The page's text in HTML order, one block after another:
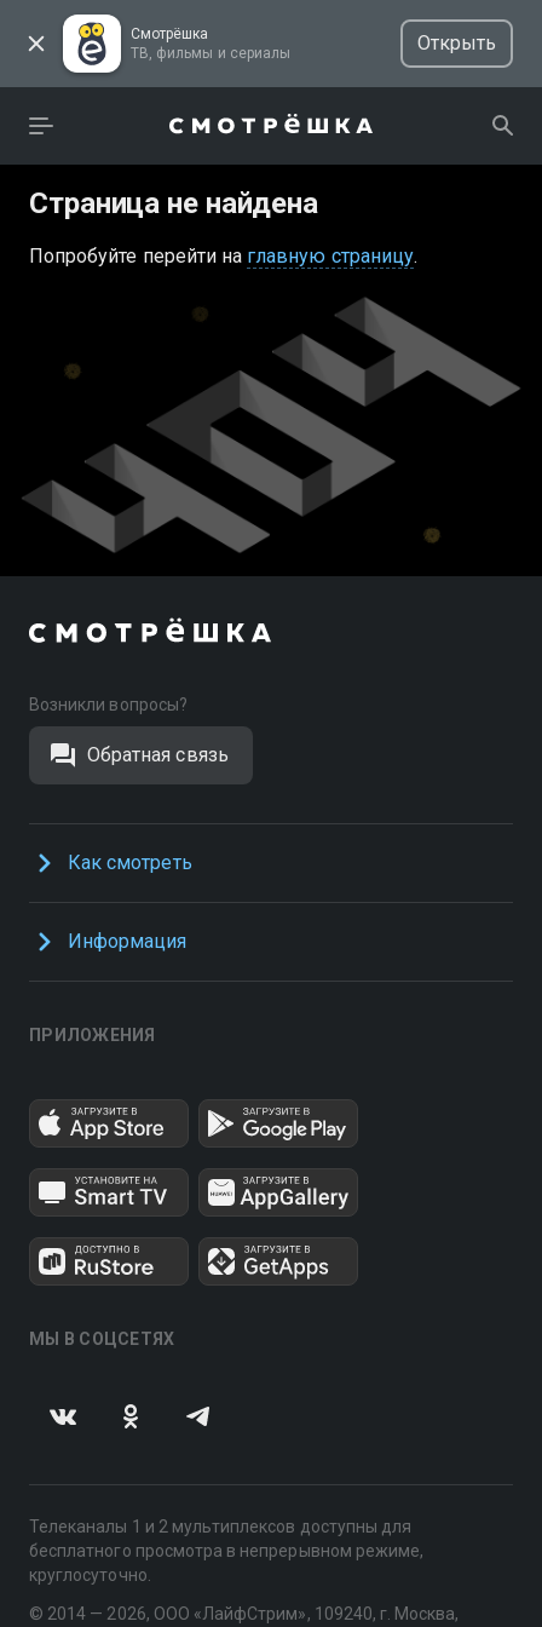
Смотрёшка
ТВ, фильмы и сериалы
Открыть
Страница не найдена
Попробуйте перейти на главную страницу.
Возникли вопросы?
Обратная связь
Как смотреть
Информация
ПРИЛОЖЕНИЯ
МЫ В СОЦСЕТЯХ
Телеканалы 1 и 2 мультиплексов доступны для
бесплатного просмотра в непрерывном режиме,
круглосуточно.
© 2014 — 2026, ООО «ЛайфСтрим», 109240, г. Москва,